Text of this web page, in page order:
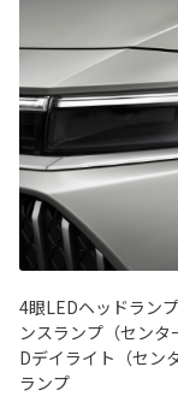
4眼LEDヘッドラン
ンスランプ（セン
Dデイライト（セン
ランプ